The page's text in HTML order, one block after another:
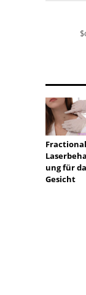
Fractional
ung für
Gesicht